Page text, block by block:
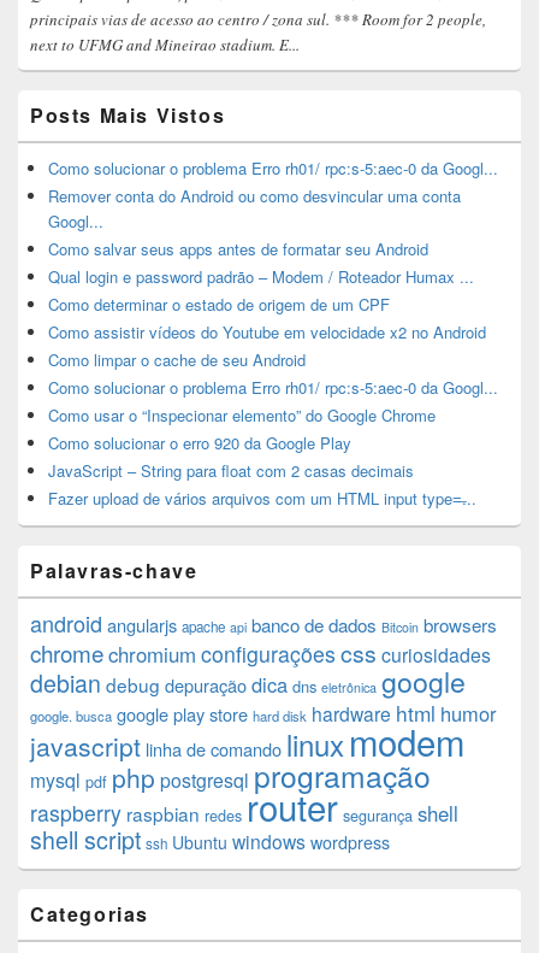
principais vias de acesso ao centro / zona sul. *** Room for 2 people,
next to UFMG and Mineirao stadium. E...
Posts Mais Vistos
Como solucionar o problema Erro rh01/ rpc:s-5:aec-0 da Googl...
Remover conta do Android ou como desvincular uma conta
Googl...
Como salvar seus apps antes de formatar seu Android
Qual login e password padrão – Modem / Roteador Humax ...
Como determinar o estado de origem de um CPF
Como assistir vídeos do Youtube em velocidade x2 no Android
Como limpar o cache de seu Android
Como solucionar o problema Erro rh01/ rpc:s-5:aec-0 da Googl...
Como usar o “Inspecionar elemento” do Google Chrome
Como solucionar o erro 920 da Google Play
JavaScript – String para float com 2 casas decimais
Fazer upload de vários arquivos com um HTML input type=̶...
Palavras-chave
android angularjs apache api banco de dados Bitcoin browsers
chromechromium configurações css curiosidades
debian debug depuraçãodica dns eletrônica google
google. busca google play store hard disk hardware html humor
javascript linha de comando linux modem
mysql pdf php postgresql programação
raspberry raspbian redes router segurança shell
shell script ssh Ubuntu windows wordpress
Categorias